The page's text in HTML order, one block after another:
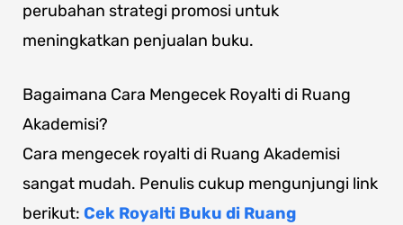
perubahan strategi promosi untuk
meningkatkan penjualan buku.
Bagaimana Cara Mengecek Royalti di Ruang
Akademisi?
Cara mengecek royalti di Ruang Akademisi
sangat mudah. Penulis cukup mengunjungi link
berikut: Cek Royalti Buku di Ruang